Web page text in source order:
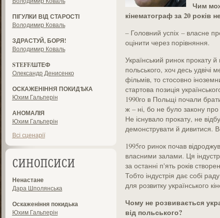
ПІГУЛКИ ВІД СТАРОСТІ
Володимир Коваль
ЗДРАСТУЙ, БОРЯ!
Володимир Коваль
STEFF/ШТЕФ
Олександр Денисенко
ОСКАЖЕНІННЯ ПОКИДѢКА
Юхим Гальперін
АНОМАЛІЯ
Юхим Гальперін
Всі сценарії
СИНОПСИСИ
Ненастане
Дара Шполянська
Оскаженіння покидька
Юхим Гальперін
Чим
кінематограф за 20 років
– Головний успіх – власне
оцінити через ­порівняння.
Український ринок прокату
польського, хоч десь удвічі
фільмів, то стосовно
стартова позиція
1990­го в Польщі почали
ж – ні, бо не було закону
Не існувало прокату, не
демонструвати й дивитися.
1995­го ринок почав
власними залами. Ця
за останні п'ять років
Тобто індустрія дає собі
для розвитку українського
Чому не розвивається
від польського?